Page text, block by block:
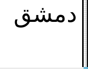
دمشق